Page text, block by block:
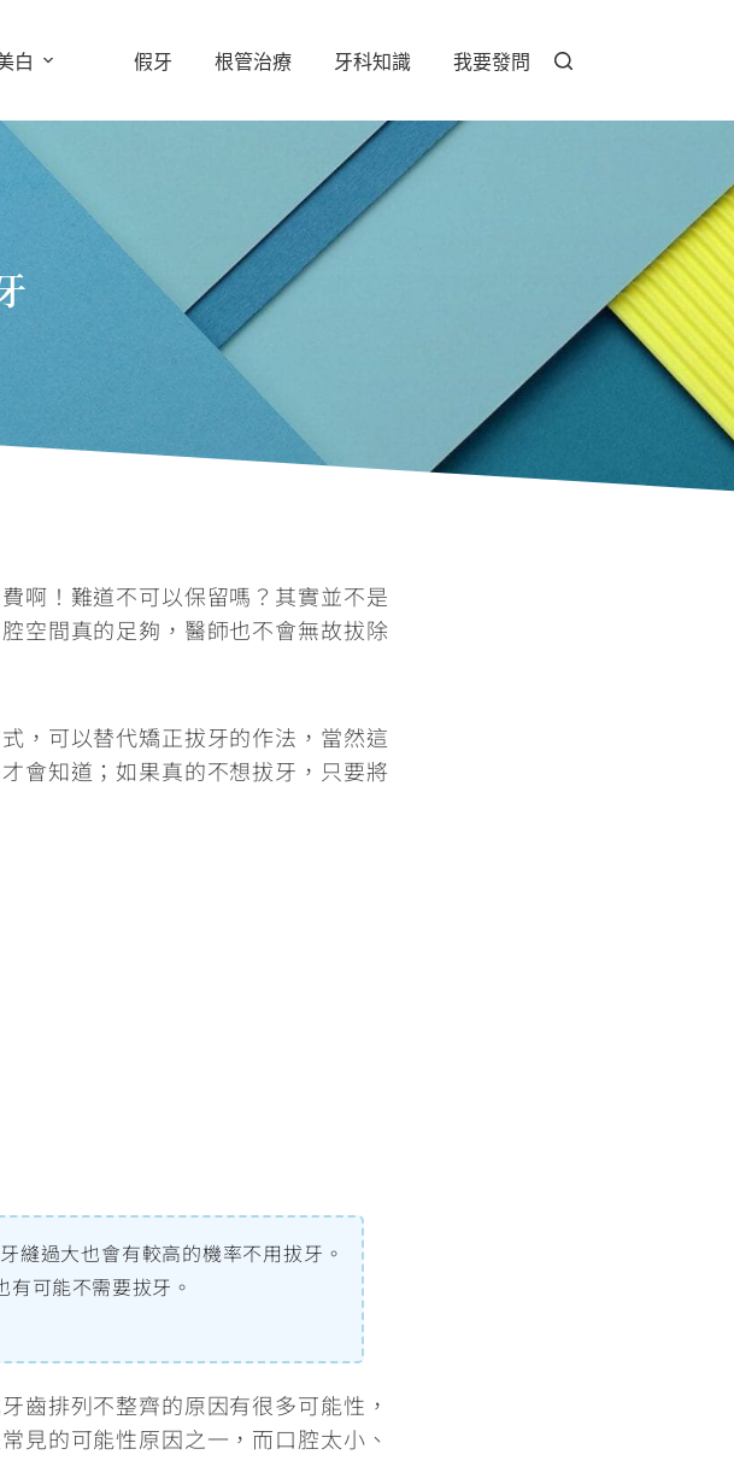
白 假牙 根管治療 牙科知識 我要發問
啊！難道不可以保留嗎？其實並不是
腔空間真的足夠，醫師也不會無故拔除
，可以替代矯正拔牙的作法 ，當然這
會知道；如果真的不想拔牙，只要將
縫過大也會有較高的機率不用拔牙。
可能不需要拔牙。
齒排列不整齊的原因有很多可能性，
見的可能性原因之一，而口腔太小、